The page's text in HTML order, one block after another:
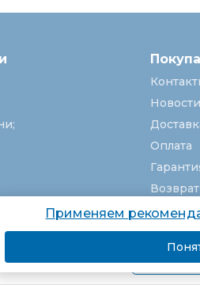
рекомендаций.
Новости
Оплата
Услуги
О
Карта
Применяем